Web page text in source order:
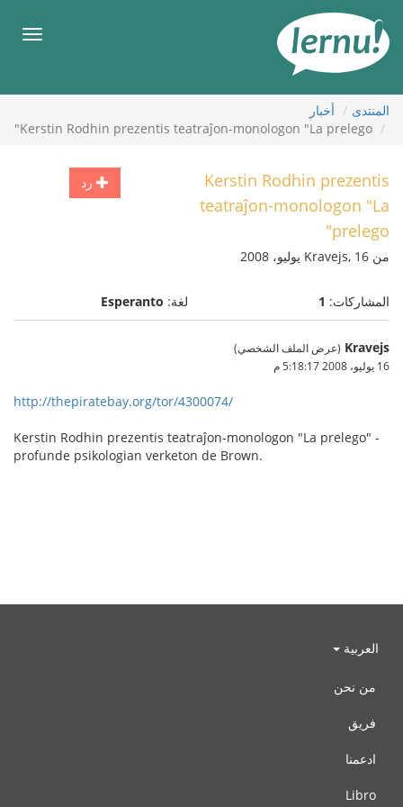
المحتويات
قائمة
المنتدى
أخبار
Kerstin Rodhin prezentis teatraĵon-monologon "La prelego"
رد
Kerstin Rodhin prezentis
teatraĵon-monologon "La
prelego"
من Kravejs, 16 يوليو، 2008
المشاركات: 1 لغة: Esperanto
Kravejs (عرض الملف الشخصي)
16 يوليو، 2008 5:18:17 م
http://thepiratebay.org/tor/4300074/
Kerstin Rodhin prezentis teatraĵon-monologon "La prelego" -
profunde psikologian verketon de Brown.
العربية
من نحن
فريق
ادعمنا
Libro